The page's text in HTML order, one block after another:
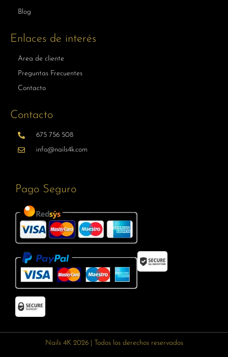
Blog
Enlaces de interés
Area de cliente
Preguntas Frecuentes
Contacto
Contacto
675 756 508
info@nails4k.com
Pago Seguro
Nails 4K 2026 | Todos los derechos reservados